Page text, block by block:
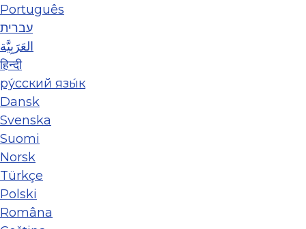
Português
עברית
العَرَبِيَّة
हिन्दी
ру́сский язы́к
Dansk
Svenska
Suomi
Norsk
Türkçe
Polski
Româna